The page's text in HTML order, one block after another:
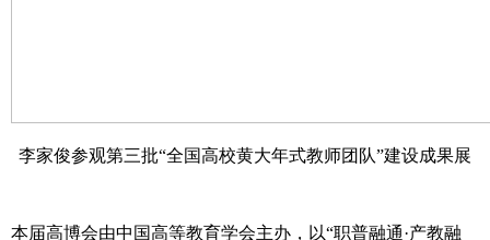
李家俊参观第三批“全国高校黄大年式教师团队”建设成果展
本届高博会由中国高等教育学会主办，以“职普融通·产教融